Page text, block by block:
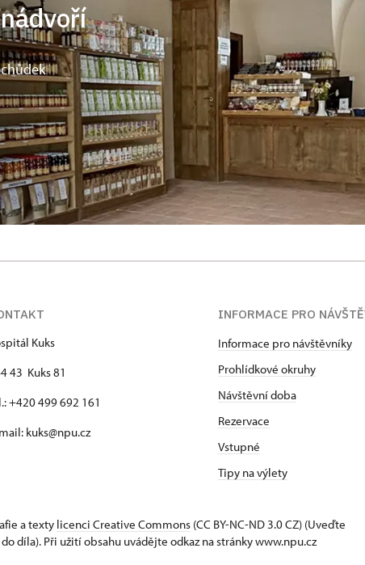
Kuks
43 Kuks 81
+420 499 692 161
kuks@npu.cz
INFORMACE PRO
Informace pro návštěvníky
Prohlídkové okruhy
Návštěvní doba
Rezervace
Vstupné
Tipy na výlety
a texty licenci Creative Commons (CC BY-NC-ND 3.0 CZ) (Uveďte
díla). Při užití obsahu uvádějte odkaz na stránky www.npu.cz